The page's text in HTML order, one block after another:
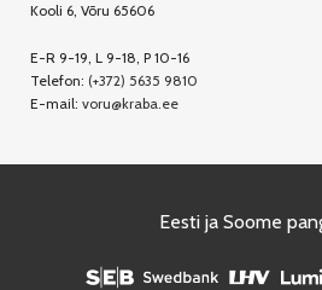
Kooli 6, Võru 65606
E-R 9-19, L 9-18, P 10-16
Telefon: (+372) 5635 9810
E-mail: voru@kraba.ee
Eesti ja Soome